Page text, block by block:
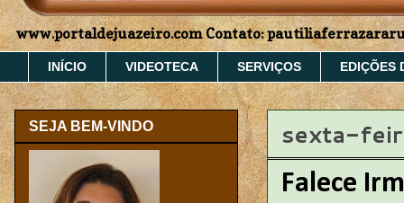
www.portaldejuazeiro.com Contato:
INÍCIO VIDEOTECA SERVIÇOS EDIÇÕES
sexta-
Falece
SEJA BEM-VINDO